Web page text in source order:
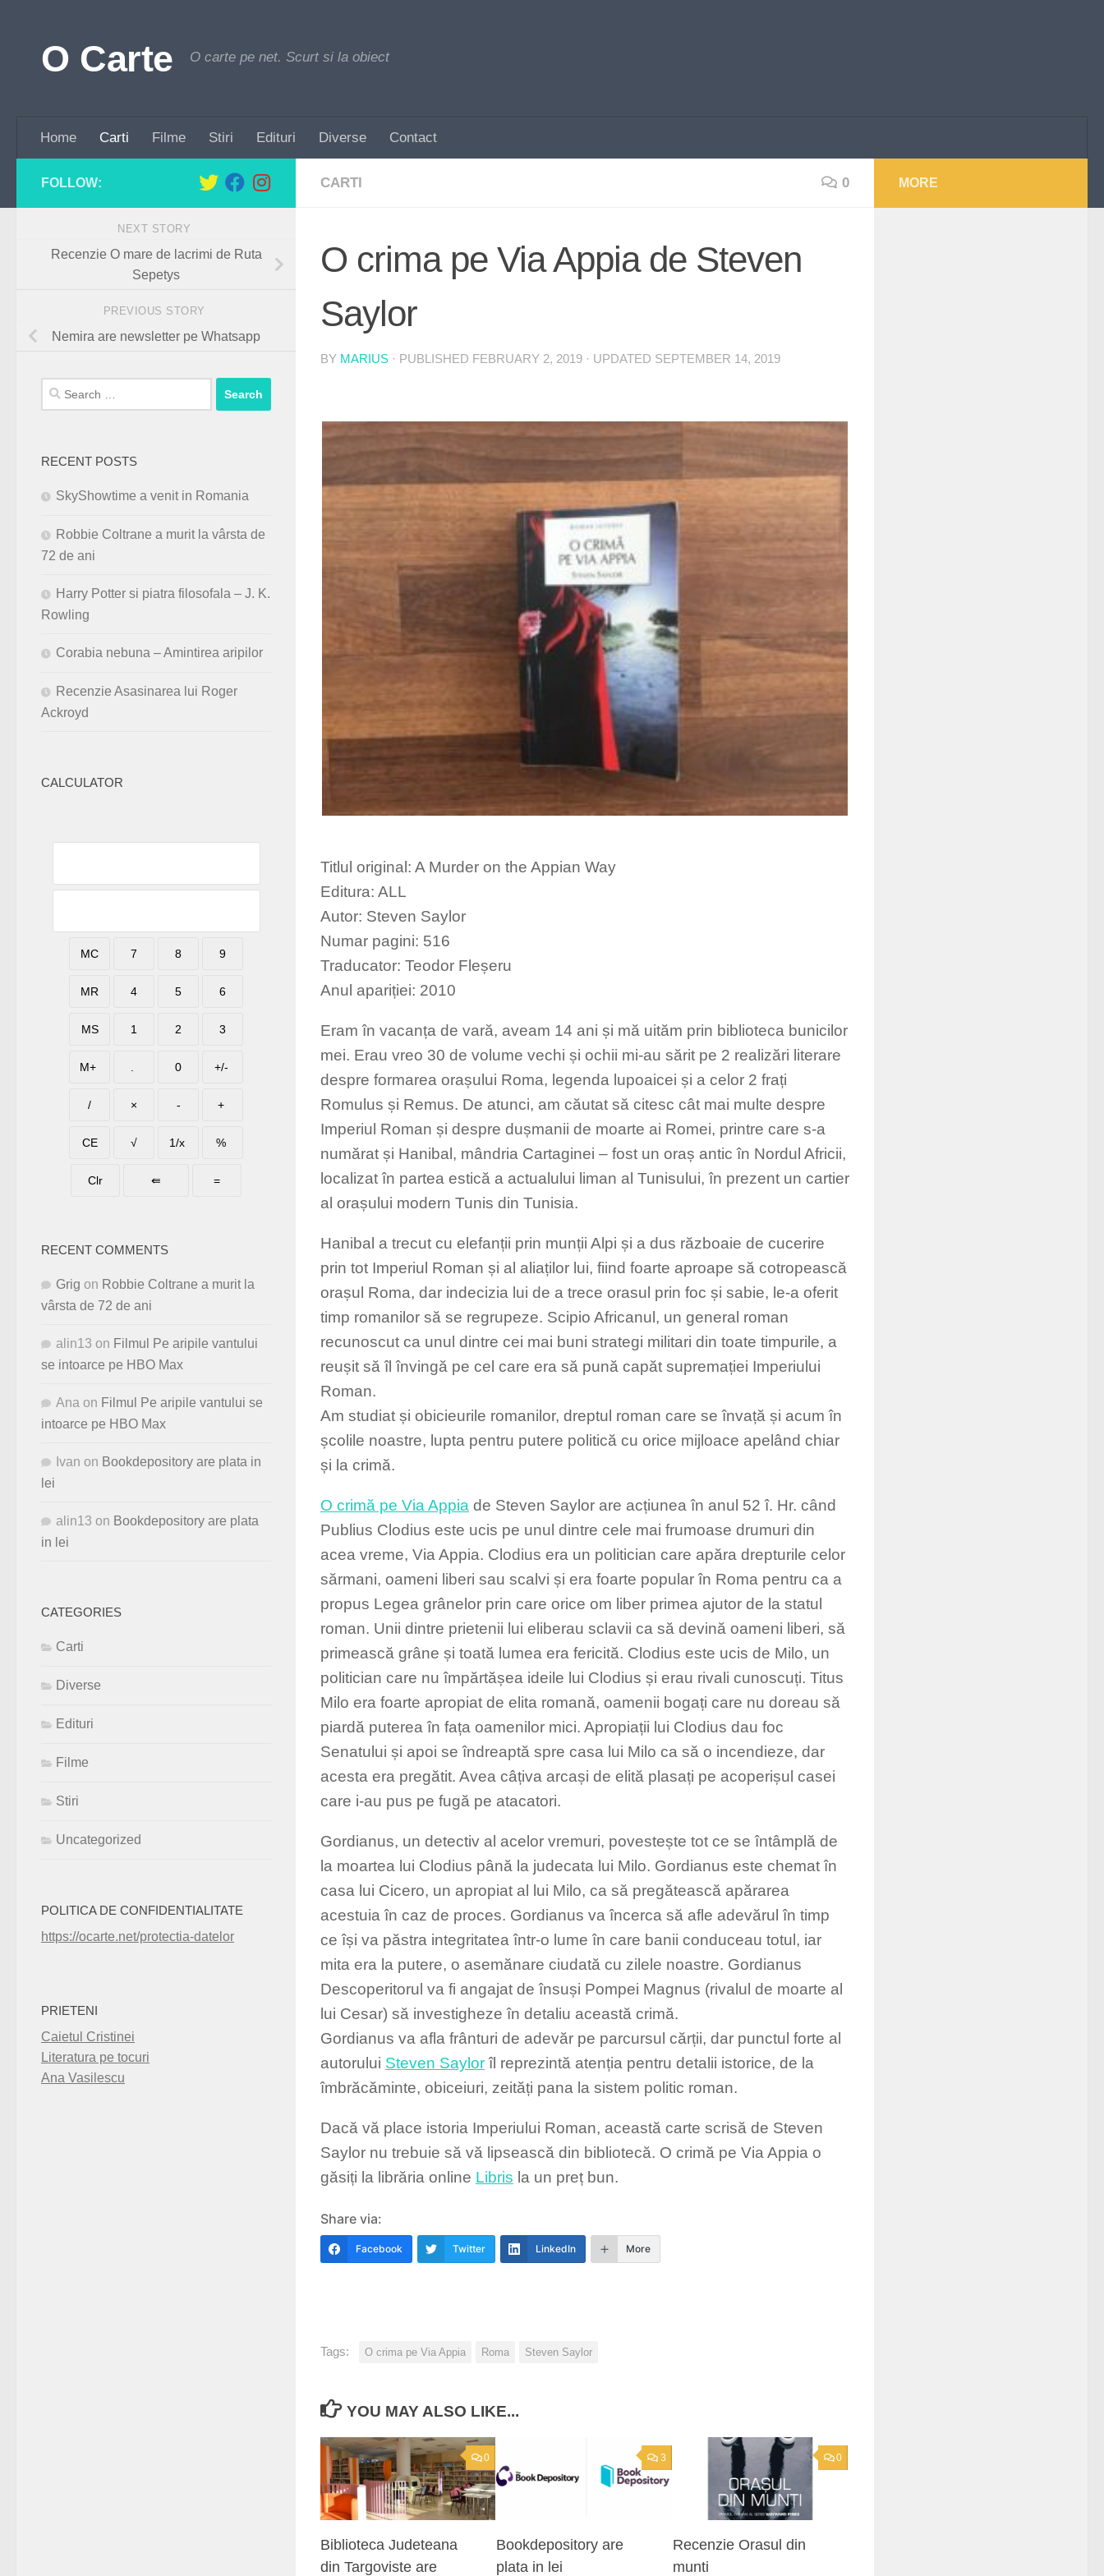
O Carte O carte pe net. Scurt si la obiect
Home Carti Filme Stiri Edituri Diverse Contact
CARTI 0
O crima pe Via Appia de Steven
Saylor
BY MARIUS · PUBLISHED FEBRUARY 2, 2019 · UPDATED SEPTEMBER 14, 2019
Titlul original: A Murder on the Appian Way
Editura: ALL
Autor: Steven Saylor
Numar pagini: 516
Traducator: Teodor Fleșeru
Anul apariției: 2010
Eram în vacanța de vară, aveam 14 ani și mă uităm prin biblioteca bunicilor
mei. Erau vreo 30 de volume vechi și ochii mi-au sărit pe 2 realizări literare
despre formarea orașului Roma, legenda lupoaicei și a celor 2 frați
Romulus și Remus. De atunci, am căutat să citesc cât mai multe despre
Imperiul Roman și despre dușmanii de moarte ai Romei, printre care s-a
numărat și Hanibal, mândria Cartaginei – fost un oraș antic în Nordul Africii,
localizat în partea estică a actualului liman al Tunisului, în prezent un cartier
al orașului modern Tunis din Tunisia.
Hanibal a trecut cu elefanții prin munții Alpi și a dus războaie de cucerire
prin tot Imperiul Roman și al aliaților lui, fiind foarte aproape să cotropească
orașul Roma, dar indecizia lui de a trece orasul prin foc și sabie, le-a oferit
timp romanilor să se regrupeze. Scipio Africanul, un general roman
recunoscut ca unul dintre cei mai buni strategi militari din toate timpurile, a
reușit să îl învingă pe cel care era să pună capăt supremației Imperiului
Roman.
Am studiat și obicieurile romanilor, dreptul roman care se învață și acum în
școlile noastre, lupta pentru putere politică cu orice mijloace apelând chiar
și la crimă.
O crimă pe Via Appia de Steven Saylor are acțiunea în anul 52 î. Hr. când
Publius Clodius este ucis pe unul dintre cele mai frumoase drumuri din
acea vreme, Via Appia. Clodius era un politician care apăra drepturile celor
sărmani, oameni liberi sau scalvi și era foarte popular în Roma pentru ca a
propus Legea grânelor prin care orice om liber primea ajutor de la statul
roman. Unii dintre prietenii lui eliberau sclavii ca să devină oameni liberi, să
primească grâne și toată lumea era fericită. Clodius este ucis de Milo, un
politician care nu împărtășea ideile lui Clodius și erau rivali cunoscuți. Titus
Milo era foarte apropiat de elita romană, oamenii bogați care nu doreau să
piardă puterea în fața oamenilor mici. Apropiații lui Clodius dau foc
Senatului și apoi se îndreaptă spre casa lui Milo ca să o incendieze, dar
acesta era pregătit. Avea câțiva arcași de elită plasați pe acoperișul casei
care i-au pus pe fugă pe atacatori.
Gordianus, un detectiv al acelor vremuri, povestește tot ce se întâmplă de
la moartea lui Clodius până la judecata lui Milo. Gordianus este chemat în
casa lui Cicero, un apropiat al lui Milo, ca să pregătească apărarea
acestuia în caz de proces. Gordianus va încerca să afle adevărul în timp
ce își va păstra integritatea într-o lume în care banii conduceau totul, iar
mita era la putere, o asemănare ciudată cu zilele noastre. Gordianus
Descoperitorul va fi angajat de însuși Pompei Magnus (rivalul de moarte al
lui Cesar) să investigheze în detaliu această crimă.
Gordianus va afla frânturi de adevăr pe parcursul cărții, dar punctul forte al
autorului Steven Saylorîl reprezintă atenția pentru detalii istorice, de la
îmbrăcăminte, obiceiuri, zeități pana la sistem politic roman.
Dacă vă place istoria Imperiului Roman, această carte scrisă de Steven
Saylor nu trebuie să vă lipsească din bibliotecă. O crimă pe Via Appia o
găsiți la librăria online Libris la un preț bun.
Share via:
Facebook Twitter LinkedIn More
Tags: O crima pe Via Appia Roma Steven Saylor
YOU MAY ALSO LIKE...
0
Biblioteca Judeteana
din Targoviste are
3
Bookdepository are
plata in lei
0
Recenzie Orasul din
munti
FOLLOW:
NEXT STORY
Recenzie O mare de lacrimi de Ruta
Sepetys
PREVIOUS STORY
Nemira are newsletter pe Whatsapp
Search
for:
RECENT POSTS
SkyShowtime a venit in Romania
Robbie Coltrane a murit la vârsta de
72 de ani
Harry Potter si piatra filosofala – J. K.
Rowling
Corabia nebuna – Amintirea aripilor
Recenzie Asasinarea lui Roger
Ackroyd
CALCULATOR
RECENT COMMENTS
Grig on Robbie Coltrane a murit la
vârsta de 72 de ani
alin13 on Filmul Pe aripile vantului
se intoarce pe HBO Max
Ana on Filmul Pe aripile vantului se
intoarce pe HBO Max
Ivan on Bookdepository are plata in
lei
alin13 on Bookdepository are plata
in lei
CATEGORIES
Carti
Diverse
Edituri
Filme
Stiri
Uncategorized
POLITICA DE CONFIDENTIALITATE
https://ocarte.net/protectia-datelor
PRIETENI
Caietul Cristinei
Literatura pe tocuri
Ana Vasilescu
MORE